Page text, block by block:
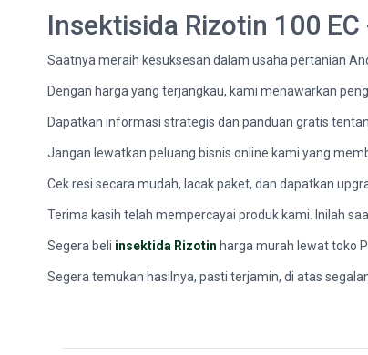
Insektisida Rizotin 100
Saatnya meraih kesuksesan dalam usaha pertanian
Dengan harga yang terjangkau, kami menawarkan
Dapatkan informasi strategis dan panduan gratis
Jangan lewatkan peluang bisnis online kami yang
Cek resi secara mudah, lacak paket, dan dapatkan
Terima kasih telah mempercayai produk kami. Inilah
Segera beli insektida Rizotin harga murah lewat toko
Segera temukan hasilnya, pasti terjamin, di atas